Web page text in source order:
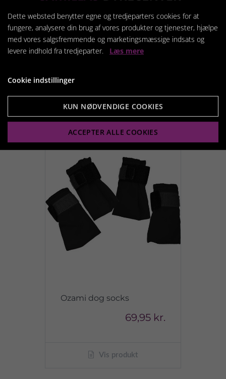
2 Walker
Prof.Hundestøvle XXL
Vis produkt
Ozami dog socks
69,95 kr.
Vis produkt
Dette websted benytter egne og tredjeparters cookies for at
fungere, analysere din brug af vores produkter og tjenester, hjælpe
med vores salgsfremmende og marketingsmæssige indsats og
levere indhold fra tredjeparter. Læs mere
Cookie indstillinger
KUN NØDVENDIGE COOKIES
ACCEPTER ALLE COOKIES